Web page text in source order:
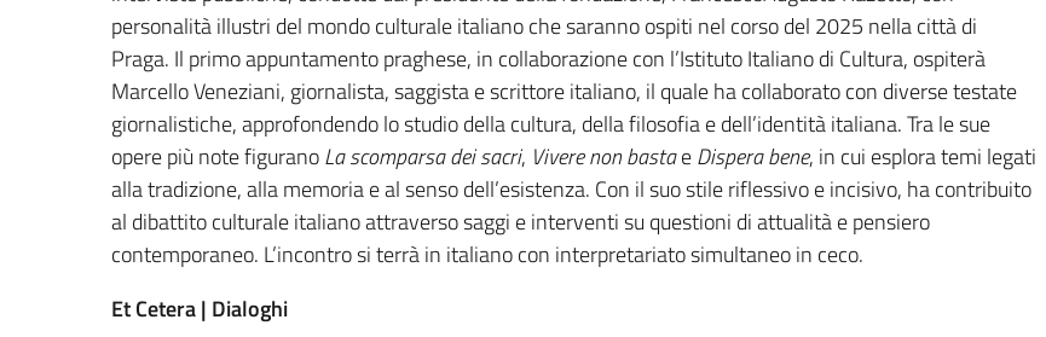
personalità illustri del mondo culturale italiano che saranno ospiti nel corso del 2025 nella città di
Praga. Il primo appuntamento praghese, in collaborazione con l’Istituto Italiano di Cultura, ospiterà
Marcello Veneziani, giornalista, saggista e scrittore italiano, il quale ha collaborato con diverse testate
giornalistiche, approfondendo lo studio della cultura, della filosofia e dell’identità italiana. Tra le sue
opere più note figuranoLa scomparsa dei sacri, Vivere non bastaeDispera bene, in cui esplora temi legati
alla tradizione, alla memoria e al senso dell’esistenza. Con il suo stile riflessivo e incisivo, ha contribuito
al dibattito culturale italiano attraverso saggi e interventi su questioni di attualità e pensiero
contemporaneo. L’incontro si terrà in italiano con interpretariato simultaneo in ceco.
Et Cetera | Dialoghi